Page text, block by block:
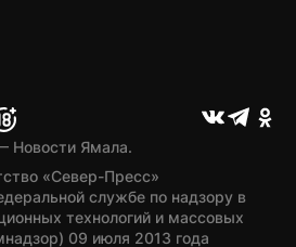
Новости Ямала.
«Север-Пресс»
службе по надзору в
технологий и массовых
09 июля 2013 года